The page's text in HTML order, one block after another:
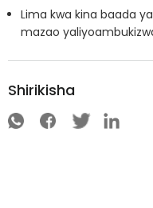
Lima kwa kina baada
mazao
Shirikisha